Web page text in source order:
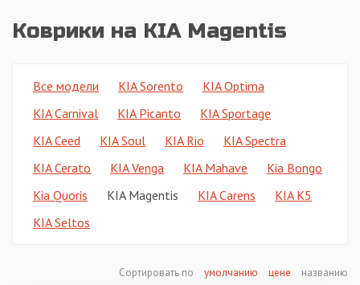
Коврики на KIA Magentis
Все модели KIA Sorento
KIA Optima
KIA Carnival
KIA Picanto
KIA Sportage
KIA Ceed
KIA Soul KIA Rio
KIA Spectra
KIA Cerato
KIA Venga KIA Mahave
Kia Bongo
Kia Quoris
KIA Magentis KIA Carens
KIA K5
KIA Seltos
Сортировать по умолчанию цене названию